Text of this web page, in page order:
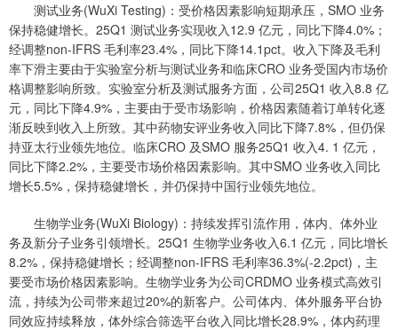
测试业务(WuXi Testing)：受价格因素影响短期承压，SMO 业务
保持稳健增长。25Q1 测试业务实现收入12.9 亿元，同比下降4.0%；
经调整non-IFRS 毛利率23.4%，同比下降14.1pct。收入下降及毛利
率下滑主要由于实验室分析与测试业务和临床CRO 业务受国内市场价
格调整影响所致。实验室分析及测试服务方面，公司25Q1 收入8.8 亿
元，同比下降4.9%，主要由于受市场影响，价格因素随着订单转化逐
渐反映到收入上所致。其中药物安评业务收入同比下降7.8%，但仍保
持亚太行业领先地位。临床CRO 及SMO 服务25Q1 收入4. 1 亿元，
同比下降2.2%，主要受市场价格因素影响。其中SMO 业务收入同比
增长5.5%，保持稳健增长，并仍保持中国行业领先地位。
生物学业务(WuXi Biology)：持续发挥引流作用，体内、体外业
务及新分子业务引领增长。25Q1 生物学业务收入6.1 亿元，同比增长
8.2%，保持稳健增长；经调整non-IFRS 毛利率36.3%(-2.2pct)，主
要受市场价格因素影响。生物学业务为公司CRDMO 业务模式高效引
流，持续为公司带来超过20%的新客户。公司体内、体外服务平台协
同效应持续释放，体外综合筛选平台收入同比增长28.9%，体内药理